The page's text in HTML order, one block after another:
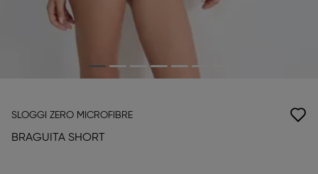
SLOGGI ZERO MICROFIBRE
BRAGUITA SHORT